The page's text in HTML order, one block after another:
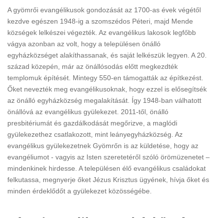
A gyömrői evangélikusok gondozását az 1700-as évek végétől
kezdve egészen 1948-ig a szomszédos Péteri, majd Mende
községek lelkészei végezték. Az evangélikus lakosok legfőbb
vágya azonban az volt, hogy a településen önálló
egyházközséget alakíthassanak, és saját lelkészük legyen. A 20.
század közepén, már az önállósodás előtt megkezdték
templomuk építését. Mintegy 550-en támogatták az építkezést.
Őket nevezték meg evangélikusoknak, hogy ezzel is elősegítsék
az önálló egyházközség megalakítását. Így 1948-ban válhatott
önállóvá az evangélikus gyülekezet. 2011-től, önálló
presbitériumát és gazdálkodását megőrizve, a maglódi
gyülekezethez csatlakozott, mint leányegyházközség. Az
evangélikus gyülekezetnek Gyömrőn is az küldetése, hogy az
evangéliumot - vagyis az Isten szeretetéről szóló örömüzenetet –
mindenkinek hirdesse. A településen élő evangélikus családokat
felkutassa, megnyerje őket Jézus Krisztus ügyének, hívja őket és
minden érdeklődőt a gyülekezet közösségébe.